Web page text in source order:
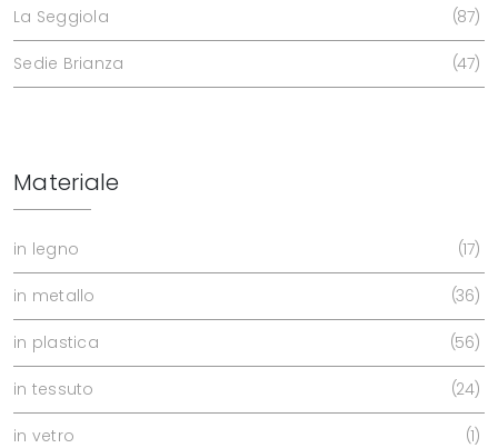
La Seggiola 87
Sedie Brianza 47
Materiale
in legno 17
in metallo 36
in plastica 56
in tessuto 24
in vetro 1